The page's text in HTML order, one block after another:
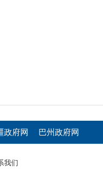
政府网 巴州政府网
我们